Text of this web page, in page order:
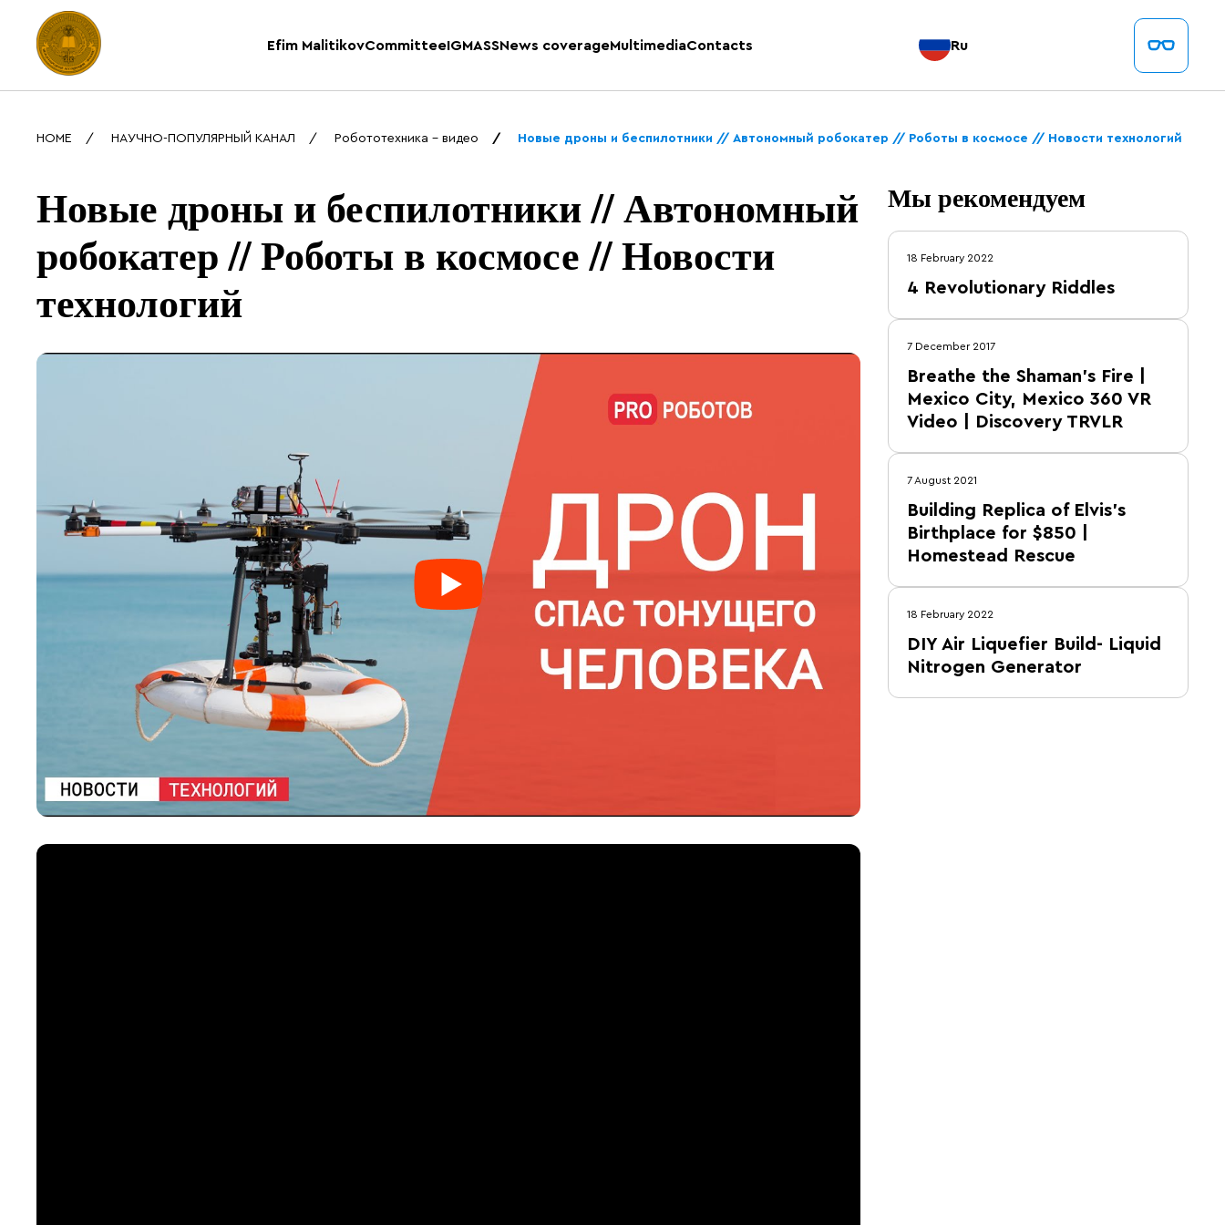
Efim MalitikovCommitteeIGMASSNews coverageMultimediaContacts Ru
HOME НАУЧНО-ПОПУЛЯРНЫЙ КАНАЛ Робототехника - видео Новые дроны и беспилотники // Автономный робокатер // Роботы в космосе // Новости технологий
Новые дроны и беспилотники // Автономный
робокатер // Роботы в космосе // Новости
технологий
Мы рекомендуем
18 February 2022
4 Revolutionary Riddles
7 December 2017
Breathe the Shaman’s Fire |
Mexico City, Mexico 360 VR
Video | Discovery TRVLR
7 August 2021
Building Replica of Elvis's
Birthplace for $850 |
Homestead Rescue
18 February 2022
DIY Air Liquefier Build- Liquid
Nitrogen Generator